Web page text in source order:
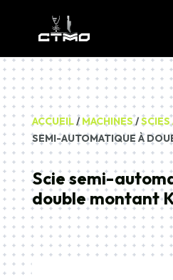
ACCUEIL/ MACHINES/SCIES
SEMI-AUTOMATIQUE À
Scie semi-
double montant